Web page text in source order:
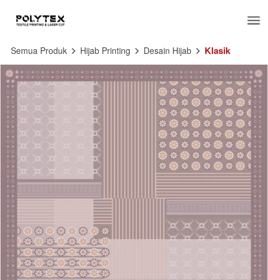
Semua Produk Hijab Printing Desain Hijab Klasik